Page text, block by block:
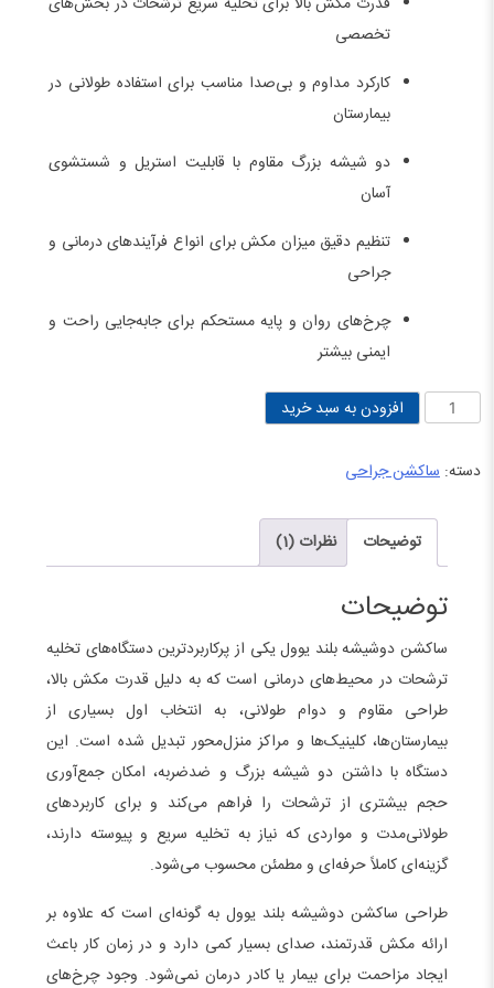
62.000.000 تومان
بود.
57.000.000 تومان
تخصصی
کارکرد مداوم و بی‌صدا مناسب برای استفاده طولانی در
بیمارستان
دو شیشه بزرگ مقاوم با قابلیت استریل و شستشوی
آسان
تنظیم دقیق میزان مکش برای انواع فرآیندهای درمانی و
جراحی
چرخ‌های روان و پایه مستحکم برای جابه‌جایی راحت و
ایمنی بیشتر
ساکشن
دوشیشه
yuwell
افزودن به سبد خرید
دسته: ساکشن جراحی
توضیحات نظرات (1)
توضیحات
ساکشن دوشیشه بلند یوول یکی از پرکاربردترین دستگاه‌های تخلیه
ترشحات در محیط‌های درمانی است که به دلیل قدرت مکش بالا،
طراحی مقاوم و دوام طولانی، به انتخاب اول بسیاری از
بیمارستان‌ها، کلینیک‌ها و مراکز منزل‌محور تبدیل شده است. این
دستگاه با داشتن دو شیشه بزرگ و ضدضربه، امکان جمع‌آوری
حجم بیشتری از ترشحات را فراهم می‌کند و برای کاربردهای
طولانی‌مدت و مواردی که نیاز به تخلیه سریع و پیوسته دارند،
گزینه‌ای کاملاً حرفه‌ای و مطمئن محسوب می‌شود.
طراحی ساکشن دوشیشه بلند یوول به گونه‌ای است که علاوه بر
ارائه مکش قدرتمند، صدای بسیار کمی دارد و در زمان کار باعث
ایجاد مزاحمت برای بیمار یا کادر درمان نمی‌شود. وجود چرخ‌های